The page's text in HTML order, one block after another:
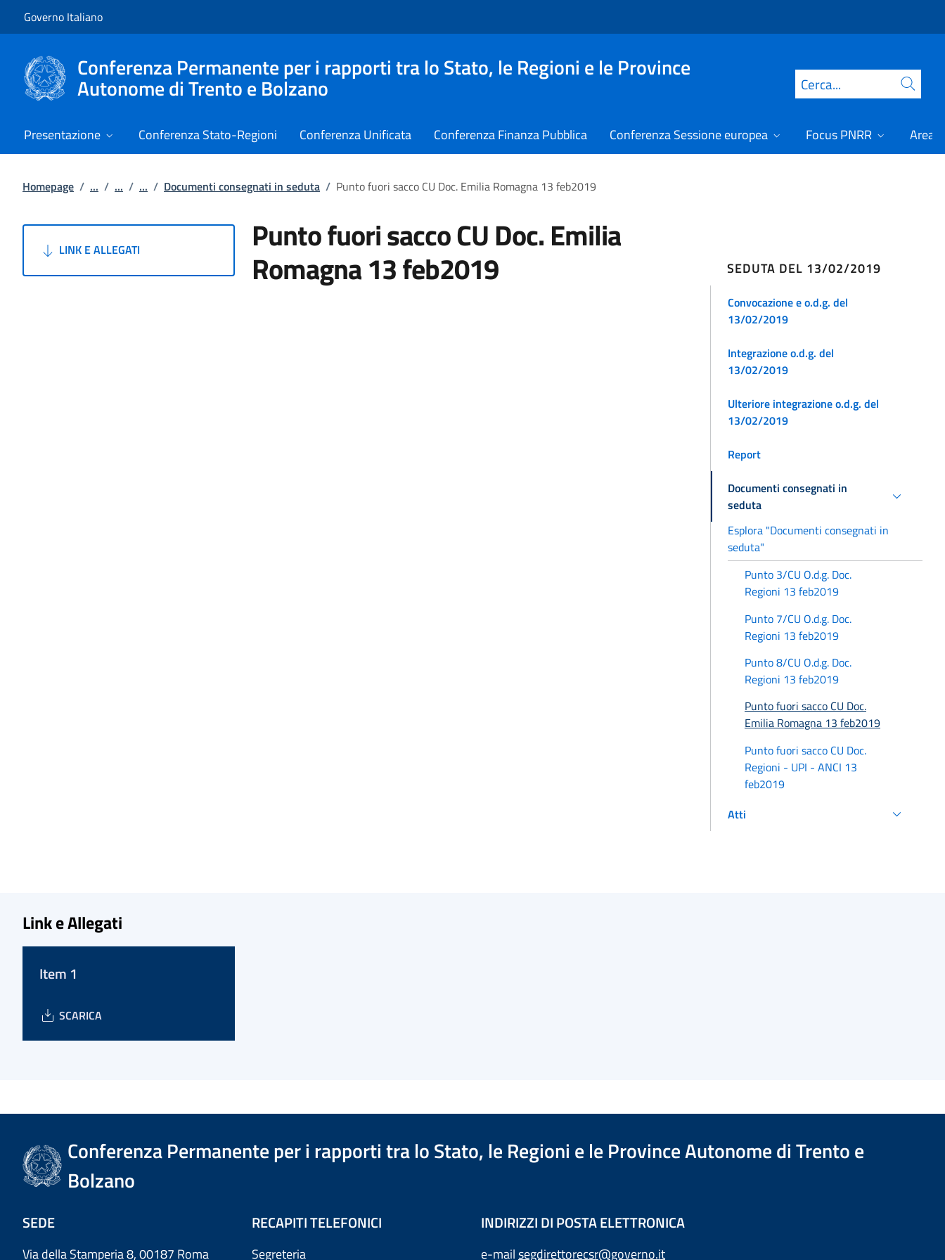
Governo Italiano
Conferenza Permanente per i rapporti tra lo Stato, le Regioni e le Province
Autonome di Trento e Bolzano Cerca
Presentazione Conferenza Stato-Regioni Conferenza Unificata Conferenza Finanza Pubblica Conferenza Sessione europea Focus PNRR Area
Homepage / ... / ... / ... / Documenti consegnati in seduta / Punto fuori sacco CU Doc. Emilia Romagna 13 feb2019
LINK E ALLEGATI Punto fuori sacco CU Doc. Emilia
Romagna 13 feb2019 SEDUTA DEL 13/02/2019
Convocazione e o.d.g. del
13/02/2019
Integrazione o.d.g. del
13/02/2019
Ulteriore integrazione o.d.g. del
13/02/2019
Report
Documenti consegnati in
seduta
Esplora "Documenti consegnati in
seduta"
Punto 3/CU O.d.g. Doc.
Regioni 13 feb2019
Punto 7/CU O.d.g. Doc.
Regioni 13 feb2019
Punto 8/CU O.d.g. Doc.
Regioni 13 feb2019
Punto fuori sacco CU Doc.
Emilia Romagna 13 feb2019
Punto fuori sacco CU Doc.
Regioni - UPI - ANCI 13
feb2019
Atti
Link e Allegati
Item 1
SCARICA
Conferenza Permanente per i rapporti tra lo Stato, le Regioni e le Province Autonome di Trento e
Bolzano
SEDE
Via della Stamperia 8, 00187 Roma
RECAPITI TELEFONICI
Segreteria
INDIRIZZI DI POSTA ELETTRONICA
e-mailsegdirettorecsr@governo.it